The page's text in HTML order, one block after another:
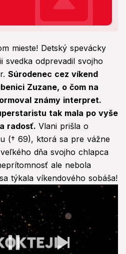
mieste! Detský spevácky
odprevadil svojho
Súrodenec cez víkend
Zuzane, o čom na
známy interpret.
tak mala po vyše
radosť. Vlani prišla o
(† 69), ktorá sa pre vážne
dňa svojho chlapca
ale nebola
týkala víkendového sobáša!